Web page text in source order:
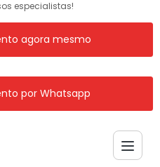
especialistas!
agora mesmo
por Whatsapp